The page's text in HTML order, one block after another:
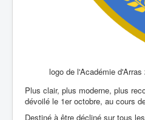
logo de l'Académie d'Arras
Plus clair, plus moderne, plus
dévoilé le 1er octobre, au cours
Destiné à être décliné sur tous